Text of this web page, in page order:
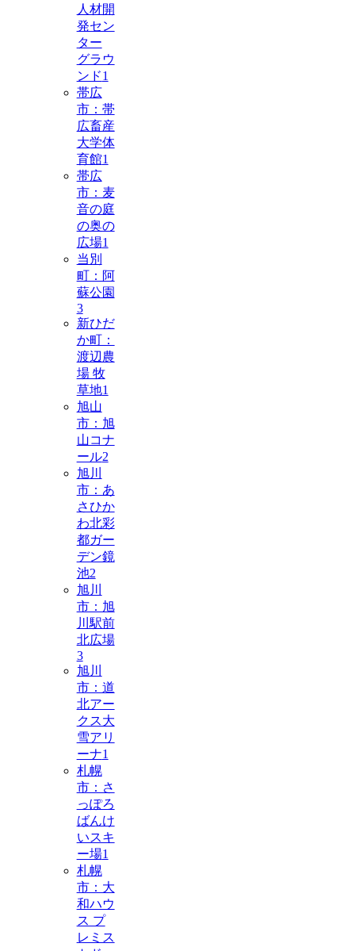
人材開
発セン
ター
グラウ
ンド1
帯広
市：帯
広畜産
大学体
育館1
帯広
市：麦
音の庭
の奥の
広場1
当別
町：阿
蘇公園
3
新ひだ
か町：
渡辺農
場 牧
草地1
旭山
市：旭
山コナ
ール2
旭川
市：あ
さひか
わ北彩
都ガー
デン鏡
池2
旭川
市：旭
川駅前
北広場
3
旭川
市：道
北アー
クス大
雪アリ
ーナ1
札幌
市：さ
っぽろ
ばんけ
いスキ
ー場1
札幌
市：大
和ハウ
ス プ
レミス